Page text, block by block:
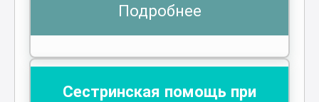
Подробнее
Сестринская помощь при